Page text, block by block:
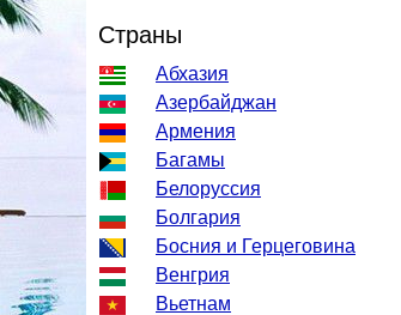
Страны
Абхазия
Азербайджан
Армения
Багамы
Белоруссия
Болгария
Босния и Герцеговина
Венгрия
Вьетнам